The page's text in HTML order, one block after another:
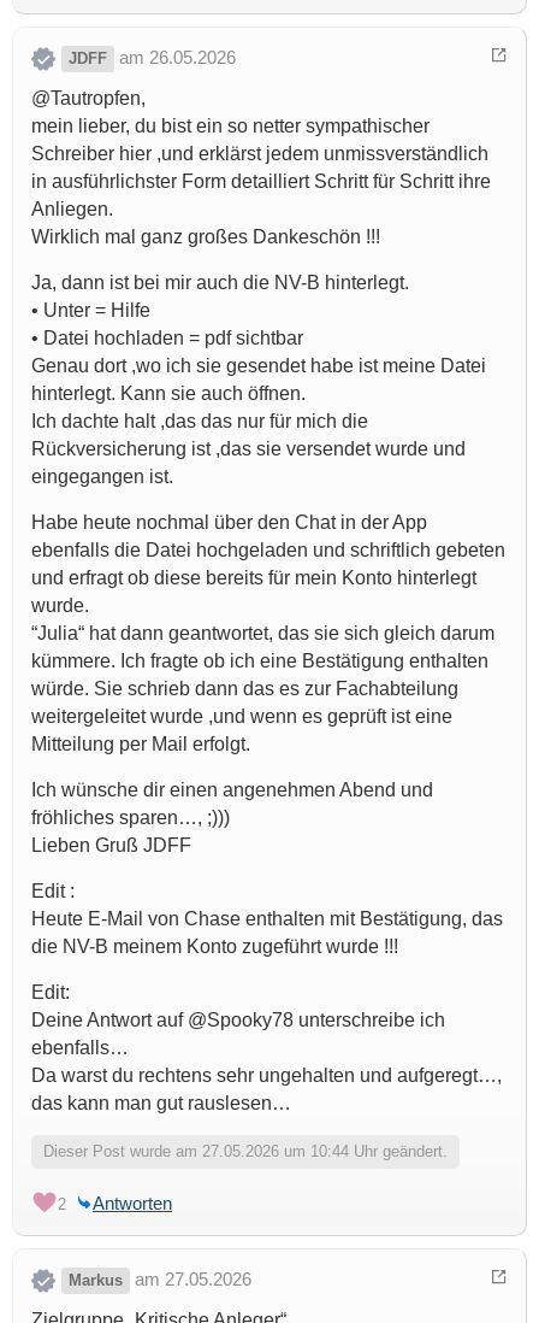
JDFF
am 26.05.2026
@Tautropfen,
mein lieber, du bist ein so netter sympathischer
Schreiber hier ,und erklärst jedem unmissverständlich
in ausführlichster Form detailliert Schritt für Schritt ihre
Anliegen.
Wirklich mal ganz großes Dankeschön !!!
Ja, dann ist bei mir auch die NV-B hinterlegt.
• Unter = Hilfe
• Datei hochladen = pdf sichtbar
Genau dort ,wo ich sie gesendet habe ist meine Datei
hinterlegt. Kann sie auch öffnen.
Ich dachte halt ,das das nur für mich die
Rückversicherung ist ,das sie versendet wurde und
eingegangen ist.
Habe heute nochmal über den Chat in der App
ebenfalls die Datei hochgeladen und schriftlich gebeten
und erfragt ob diese bereits für mein Konto hinterlegt
wurde.
“Julia“ hat dann geantwortet, das sie sich gleich darum
kümmere. Ich fragte ob ich eine Bestätigung enthalten
würde. Sie schrieb dann das es zur Fachabteilung
weitergeleitet wurde ,und wenn es geprüft ist eine
Mitteilung per Mail erfolgt.
Ich wünsche dir einen angenehmen Abend und
fröhliches sparen…, ;)))
Lieben Gruß JDFF
Edit :
Heute E-Mail von Chase enthalten mit Bestätigung, das
die NV-B meinem Konto zugeführt wurde !!!
Edit:
Deine Antwort auf @Spooky78 unterschreibe ich
ebenfalls…
Da warst du rechtens sehr ungehalten und aufgeregt…,
das kann man gut rauslesen…
Dieser Post wurde am 27.05.2026 um 10:44 Uhr geändert.
2 Antworten
Markus
am 27.05.2026